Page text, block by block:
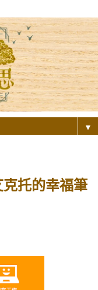
▼
克托的幸福筆